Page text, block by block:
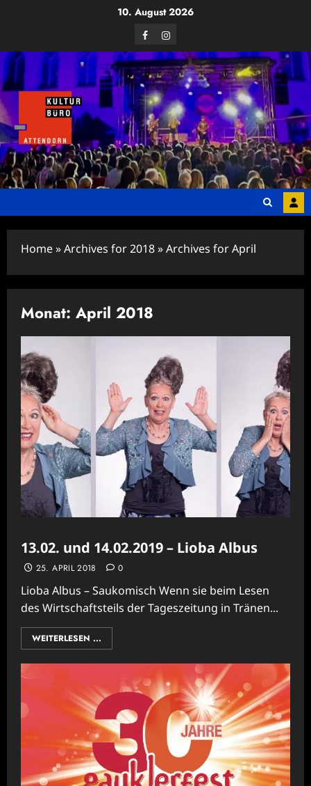
10. August 2026
FacebookInstagram
Home»Archives for 2018»Archives for April
Monat: April 2018
13.02. und 14.02.2019 – Lioba Albus
25. APRIL 2018 0
Lioba Albus – Saukomisch Wenn sie beim Lesen
des Wirtschaftsteils der Tageszeitung in Tränen...
WEITERLESEN ...